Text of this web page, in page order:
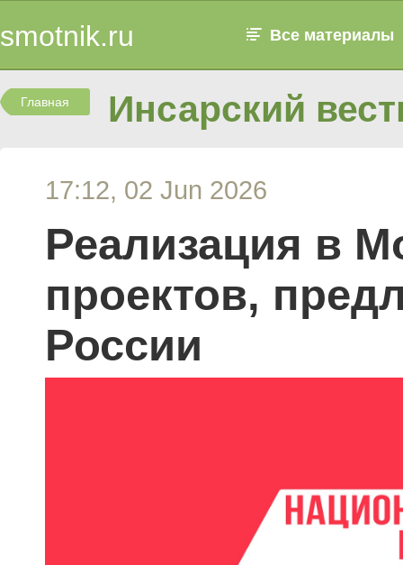
smotnik.ru Все материалы
Главная Инсарский
17:12, 02 Jun 2026
Реализация в
проектов,
России